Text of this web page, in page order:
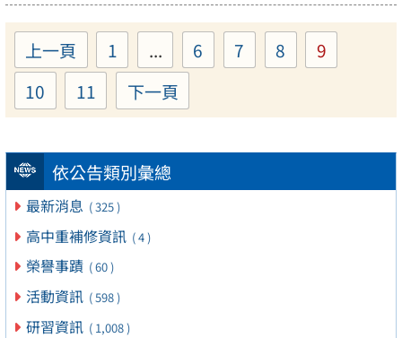
依公告類別彙總
最新消息 ( 325 )
高中重補修資訊 ( 4 )
榮譽事蹟 ( 60 )
活動資訊 ( 598 )
研習資訊 ( 1,008 )
上一頁 Page
1 ... Page
6 Page
7 Page
8
9
Page
10 Page
11 下一頁